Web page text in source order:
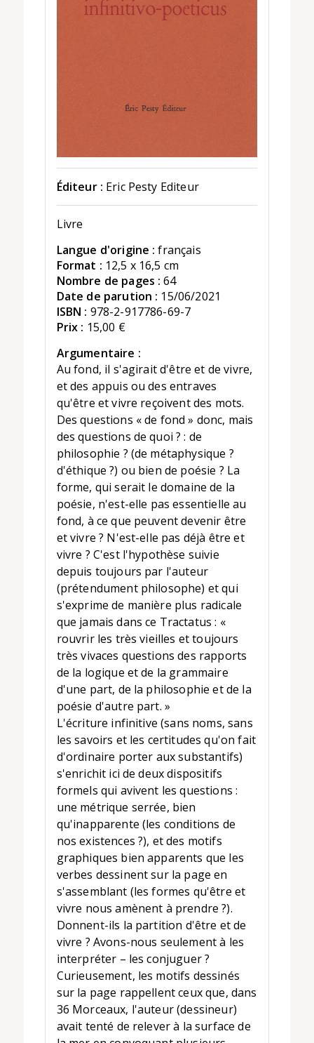
Éditeur : Eric Pesty Editeur
Livre
Langue d'origine : français
Format : 12,5 x 16,5 cm
Nombre de pages : 64
Date de parution : 15/06/2021
ISBN : 978-2-917786-69-7
Prix : 15,00 €
Argumentaire :
Au fond, il s'agirait d'être et de vivre,
et des appuis ou des entraves
qu'être et vivre reçoivent des mots.
Des questions « de fond » donc, mais
des questions de quoi ? : de
philosophie ? (de métaphysique ?
d'éthique ?) ou bien de poésie ? La
forme, qui serait le domaine de la
poésie, n'est-elle pas essentielle au
fond, à ce que peuvent devenir être
et vivre ? N'est-elle pas déjà être et
vivre ? C'est l'hypothèse suivie
depuis toujours par l'auteur
(prétendument philosophe) et qui
s'exprime de manière plus radicale
que jamais dans ce Tractatus : «
rouvrir les très vieilles et toujours
très vivaces questions des rapports
de la logique et de la grammaire
d'une part, de la philosophie et de la
poésie d'autre part. »
L'écriture infinitive (sans noms, sans
les savoirs et les certitudes qu'on fait
d'ordinaire porter aux substantifs)
s'enrichit ici de deux dispositifs
formels qui avivent les questions :
une métrique serrée, bien
qu'inapparente (les conditions de
nos existences ?), et des motifs
graphiques bien apparents que les
verbes dessinent sur la page en
s'assemblant (les formes qu'être et
vivre nous amènent à prendre ?).
Donnent-ils la partition d'être et de
vivre ? Avons-nous seulement à les
interpréter – les conjuguer ?
Curieusement, les motifs dessinés
sur la page rappellent ceux que, dans
36 Morceaux, l'auteur (dessineur)
avait tenté de relever à la surface de